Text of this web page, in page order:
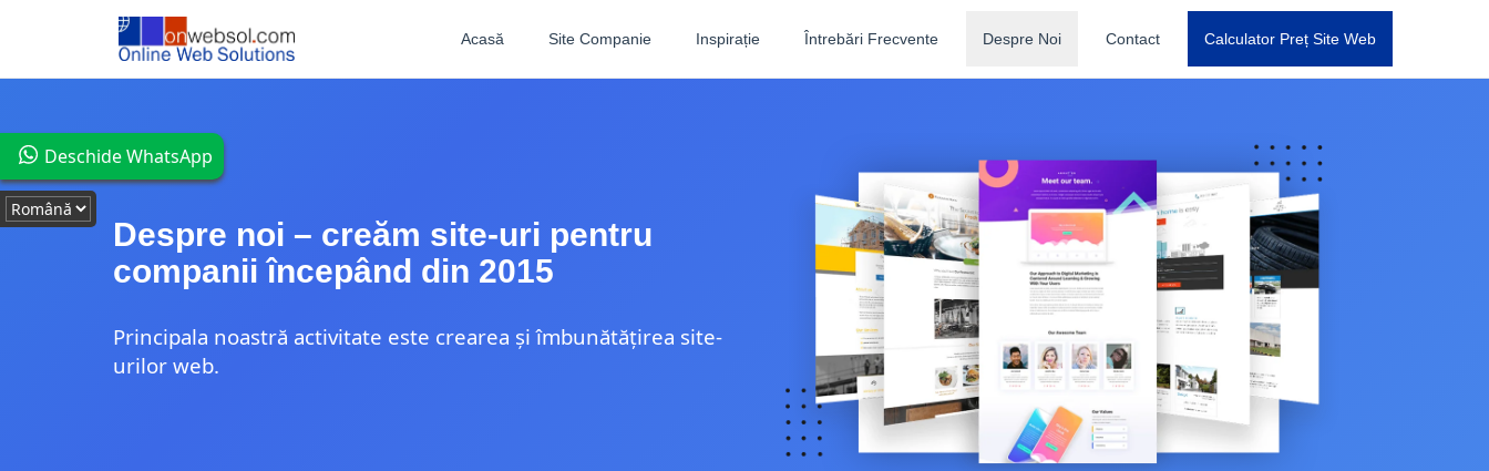
Deschide WhatsApp
Acasă Site Companie Inspirație Întrebări Frecvente Despre Noi Contact Calculator Preț Site Web
Despre noi – creăm site-uri pentru
companii începând din 2015
Principala noastră activitate este crearea și îmbunătățirea site-
urilor web.